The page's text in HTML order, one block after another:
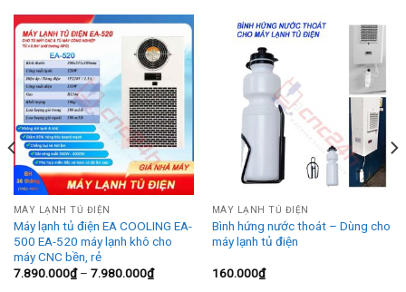
MÁY LẠNH TỦ ĐIỆN
Máy lạnh tủ điện EA COOLING EA-
500 EA-520 máy lạnh khô cho
máy CNC bền, rẻ
7.890.000₫– 7.980.000₫
MÁY LẠNH TỦ ĐIỆN
Bình hứng nước thoát – Dùng cho
máy lạnh tủ điện
160.000₫